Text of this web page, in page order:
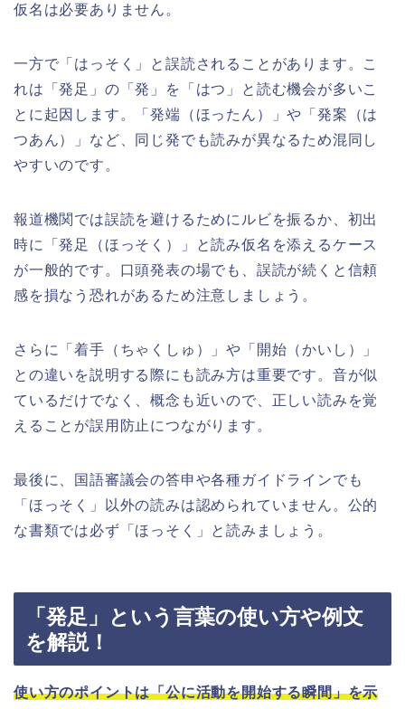
仮名は必要ありません。
一方で「はっそく」と誤読されることがあります。こ
れは「発足」の「発」を「はつ」と読む機会が多いこ
とに起因します。「発端（ほったん）」や「発案（は
つあん）」など、同じ発でも読みが異なるため混同し
やすいのです。
報道機関では誤読を避けるためにルビを振るか、初出
時に「発足（ほっそく）」と読み仮名を添えるケース
が一般的です。口頭発表の場でも、誤読が続くと信頼
感を損なう恐れがあるため注意しましょう。
さらに「着手（ちゃくしゅ）」や「開始（かいし）」
との違いを説明する際にも読み方は重要です。音が似
ているだけでなく、概念も近いので、正しい読みを覚
えることが誤用防止につながります。
最後に、国語審議会の答申や各種ガイドラインでも
「ほっそく」以外の読みは認められていません。公的
な書類では必ず「ほっそく」と読みましょう。
「発足」という言葉の使い方や例文
を解説！
使い方のポイントは「公に活動を開始する瞬間」を示